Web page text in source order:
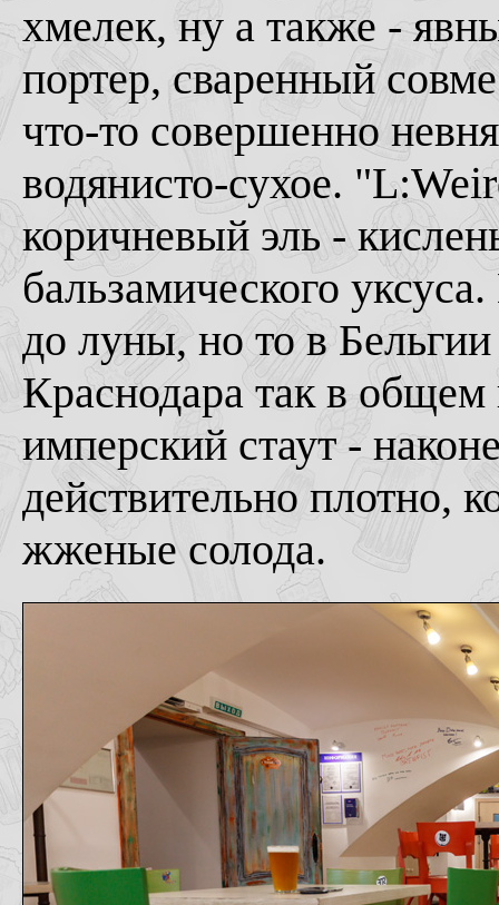
хмелек, ну а также -
портер, сваренный
что-то совершенно
водянисто-сухое.
коричневый эль -
бальзамического
до луны, но то в
Краснодара так в
имперский стаут -
действительно плотно,
жженые солода.